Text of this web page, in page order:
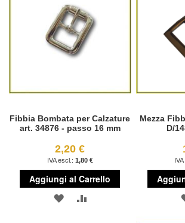
DESIDERI
Fibbia Bombata per Calzature
art. 34876 - passo 16 mm
2,20 €
1,80 €
Aggiungi al Carrello
AGGIUNGIAGGIUNGI
Mezza
D/